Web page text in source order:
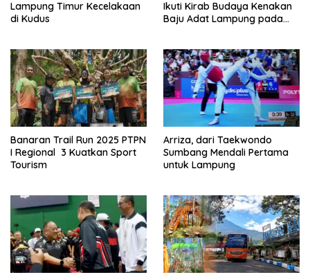
Lampung Timur Kecelakaan
di Kudus
Ikuti Kirab Budaya Kenakan
Baju Adat Lampung pada
Banaran Trail Run 2025 PTPN
I Regional 3 Kuatkan Sport
Tourism
Arriza, dari Taekwondo
Sumbang Mendali Pertama
untuk Lampung